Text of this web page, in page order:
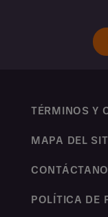
TÉRMINOS Y
MAPA DEL
POLÍTICA DE